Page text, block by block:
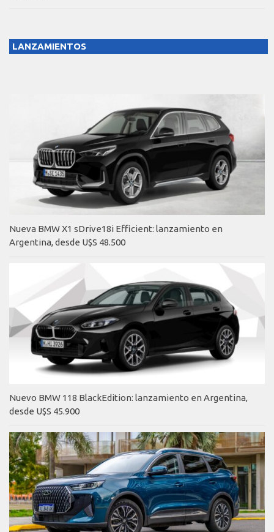
LANZAMIENTOS
Nueva BMW X1 sDrive18i Efficient: lanzamiento en
Argentina, desde U$S 48.500
Nuevo BMW 118 BlackEdition: lanzamiento en Argentina,
desde U$S 45.900